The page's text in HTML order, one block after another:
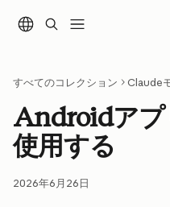
すべてのコレクション Claude
Androidアプ
使用する
2026年6月26日